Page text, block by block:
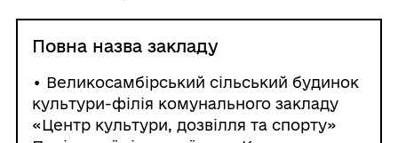
Повна назва закладу
• Великосамбірський сільський будинок
культури-філія комунального закладу
«Центр культури, дозвілля та спорту»